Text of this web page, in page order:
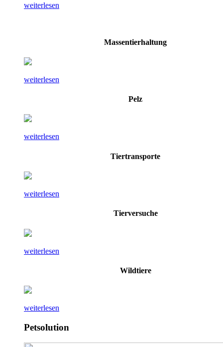
weiterlesen
Massentierhaltung
weiterlesen
Pelz
weiterlesen
Tiertransporte
weiterlesen
Tierversuche
weiterlesen
Wildtiere
weiterlesen
Petsolution